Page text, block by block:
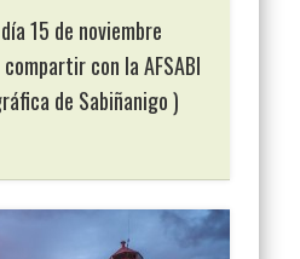
15 de noviembre
con la AFSABI
de Sabiñanigo )